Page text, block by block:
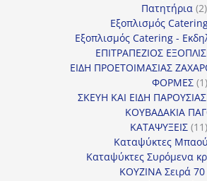
Πατητήρια 22
Εξοπλισμός
Εξοπλισμός Catering -
ΕΠΙΤΡΑΠΕΖΙΟΣ
ΕΙΔΗ ΠΡΟΕΤΟΙΜΑΣΙΑΣ
ΦΟΡΜΕΣ 11
ΣΚΕΥΗ ΚΑΙ ΕΙΔΗ
ΚΟΥΒΑΔΑΚΙΑ
ΚΑΤΑΨΥΞΕΙΣ 11
Καταψύκτες
Καταψύκτες Συρόμενα
ΚΟΥΖΙΝΑ Σειρά 70